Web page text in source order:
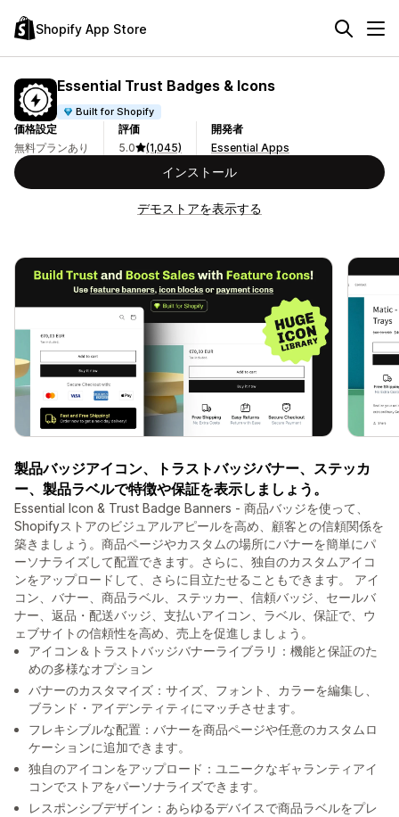
Shopify App Store
Essential Trust Badges & Icons
Built for Shopify
価格設定
無料プランあり
評価
5.0
(1,045)
開発者
Essential Apps
インストール
デモストアを表示する
製品バッジアイコン、トラストバッジバナー、ステッカ
ー、製品ラベルで特徴や保証を表示しましょう。
Essential Icon & Trust Badge Banners - 商品バッジを使って、
Shopifyストアのビジュアルアピールを高め、顧客との信頼関係を
築きましょう。商品ページやカスタムの場所にバナーを簡単にパ
ーソナライズして配置できます。さらに、独自のカスタムアイコ
ンをアップロードして、さらに目立たせることもできます。 アイ
コン、バナー、商品ラベル、ステッカー、信頼バッジ、セールバ
ナー、返品・配送バッジ、支払いアイコン、ラベル、保証で、ウ
ェブサイトの信頼性を高め、売上を促進しましょう。
アイコン＆トラストバッジバナーライブラリ：機能と保証のた
めの多様なオプション
バナーのカスタマイズ：サイズ、フォント、カラーを編集し、
ブランド・アイデンティティにマッチさせます。
フレキシブルな配置：バナーを商品ページや任意のカスタムロ
ケーションに追加できます。
独自のアイコンをアップロード：ユニークなギャランティアイ
コンでストアをパーソナライズできます。
レスポンシブデザイン：あらゆるデバイスで商品ラベルをプレ